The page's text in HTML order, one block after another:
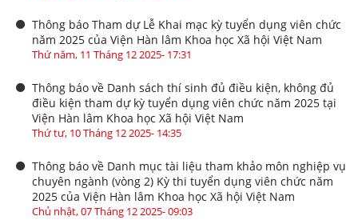
Thông báo Tham dự Lễ Khai mạc kỳ tuyển dụng viên chức
năm 2025 của Viện Hàn lâm Khoa học Xã hội Việt Nam
Thứ năm, 11 Tháng 12 2025- 17:31
Thông báo về Danh sách thí sinh đủ điều kiện, không đủ
điều kiện tham dự kỳ tuyển dụng viên chức năm 2025 tại
Viện Hàn lâm Khoa học Xã hội Việt Nam
Thứ tư, 10 Tháng 12 2025- 14:35
Thông báo về Danh mục tài liệu tham khảo môn nghiệp vụ
chuyên ngành (vòng 2) Kỳ thi tuyển dụng viên chức năm
2025 của Viện Hàn lâm Khoa học Xã hội Việt Nam
Chủ nhật, 07 Tháng 12 2025- 09:03